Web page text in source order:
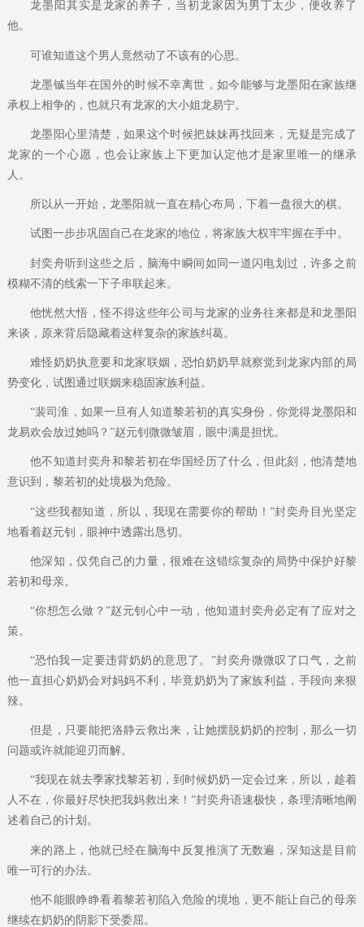
龙墨阳其实是龙家的养子，当初龙家因为男丁太少，便收养了
他。
可谁知道这个男人竟然动了不该有的心思。
龙墨铖当年在国外的时候不幸离世，如今能够与龙墨阳在家族继
承权上相争的，也就只有龙家的大小姐龙易宁。
龙墨阳心里清楚，如果这个时候把妹妹再找回来，无疑是完成了
龙家的一个心愿，也会让家族上下更加认定他才是家里唯一的继承
人。
所以从一开始，龙墨阳就一直在精心布局，下着一盘很大的棋。
试图一步步巩固自己在龙家的地位，将家族大权牢牢握在手中。
封奕舟听到这些之后，脑海中瞬间如同一道闪电划过，许多之前
模糊不清的线索一下子串联起来。
他恍然大悟，怪不得这些年公司与龙家的业务往来都是和龙墨阳
来谈，原来背后隐藏着这样复杂的家族纠葛。
难怪奶奶执意要和龙家联姻，恐怕奶奶早就察觉到龙家内部的局
势变化，试图通过联姻来稳固家族利益。
“裴司淮，如果一旦有人知道黎若初的真实身份，你觉得龙墨阳和
龙易欢会放过她吗？”赵元钊微微皱眉，眼中满是担忧。
他不知道封奕舟和黎若初在华国经历了什么，但此刻，他清楚地
意识到，黎若初的处境极为危险。
“这些我都知道，所以，我现在需要你的帮助！”封奕舟目光坚定
地看着赵元钊，眼神中透露出恳切。
他深知，仅凭自己的力量，很难在这错综复杂的局势中保护好黎
若初和母亲。
“你想怎么做？”赵元钊心中一动，他知道封奕舟必定有了应对之
策。
“恐怕我一定要违背奶奶的意思了。”封奕舟微微叹了口气，之前
他一直担心奶奶会对妈妈不利，毕竟奶奶为了家族利益，手段向来狠
辣。
但是，只要能把洛静云救出来，让她摆脱奶奶的控制，那么一切
问题或许就能迎刃而解。
“我现在就去季家找黎若初，到时候奶奶一定会过来，所以，趁着
人不在，你最好尽快把我妈救出来！”封奕舟语速极快，条理清晰地阐
述着自己的计划。
来的路上，他就已经在脑海中反复推演了无数遍，深知这是目前
唯一可行的办法。
他不能眼睁睁看着黎若初陷入危险的境地，更不能让自己的母亲
继续在奶奶的阴影下受委屈。